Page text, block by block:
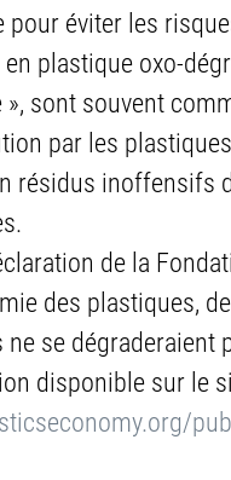
pour éviter les
plastique oxo-
», sont souvent
par les
résidus inoffensifs
de la
des plastiques,
se
disponible sur le